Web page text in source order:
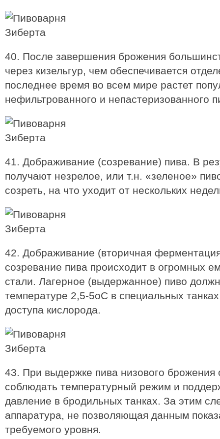
40. После завершения брожения
через кизельгур, чем обеспечивается
последнее время во всем мире растет
нефильтрованного и непастеризованного
41. Дображивание (созревание) пива. В
получают незрелое, или т.н. «зеленое»
созреть, на что уходит от нескольких
42. Дображивание (вторичная
созревание пива происходит в огромных
стали. Лагерное (выдержанное) пиво
температуре 2,5-5oC в специальных
доступа кислорода.
43. При выдержке пива низового брожения
соблюдать температурный режим и
давление в бродильных танках. За этим
аппаратура, не позволяющая данным
требуемого уровня.